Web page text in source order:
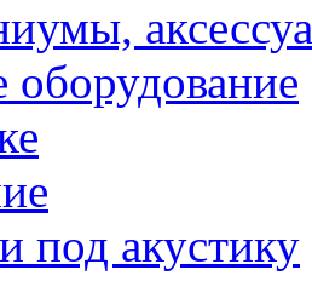
оборудование
под акустику